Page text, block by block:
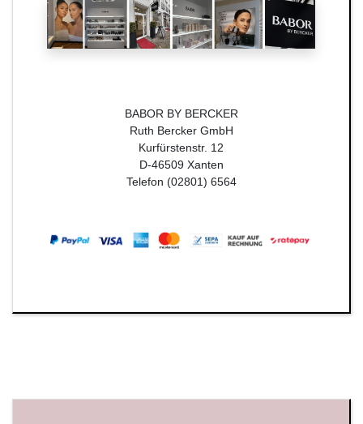
BABOR BY BERCKER
Ruth Bercker GmbH
Kurfürstenstr. 12
D-46509 Xanten
Telefon (02801) 6564